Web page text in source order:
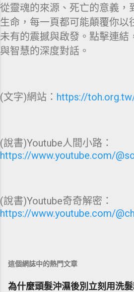
從靈魂的來源、死亡的意義，
生命，每一頁都可能顛覆你以
未有的震撼與啟發。點擊連結
與智慧的深度對話。
(文字)網站： https://
(說書)Youtube人間小路：
https://www.youtube.com/
(說書)Youtube奇奇解密：
https://www.youtube.com/
這個網誌中的熱門文章
為什麼頭髮沖濕後別立刻用洗